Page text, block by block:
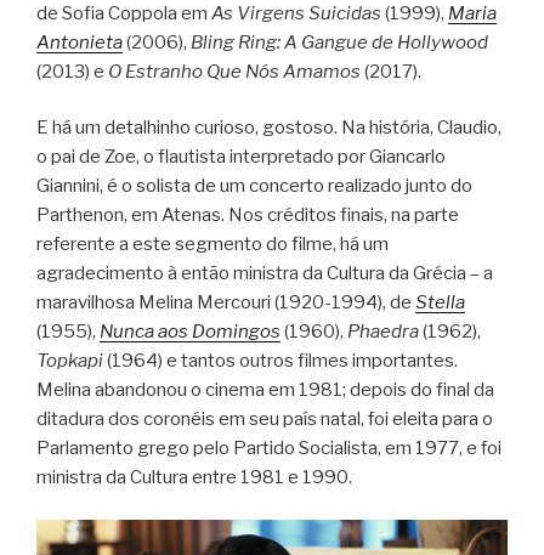
de Sofia Coppola em As Virgens Suicidas (1999), Maria
Antonieta(2006), Bling Ring: A Gangue de Hollywood
(2013) e O Estranho Que Nós Amamos (2017).
E há um detalhinho curioso, gostoso. Na história, Claudio,
o pai de Zoe, o flautista interpretado por Giancarlo
Giannini, é o solista de um concerto realizado junto do
Parthenon, em Atenas. Nos créditos finais, na parte
referente a este segmento do filme, há um
agradecimento à então ministra da Cultura da Grécia – a
maravilhosa Melina Mercouri (1920-1994), de Stella
(1955), Nunca aos Domingos (1960), Phaedra(1962),
Topkapi(1964) e tantos outros filmes importantes.
Melina abandonou o cinema em 1981; depois do final da
ditadura dos coronéis em seu país natal, foi eleita para o
Parlamento grego pelo Partido Socialista, em 1977, e foi
ministra da Cultura entre 1981 e 1990.